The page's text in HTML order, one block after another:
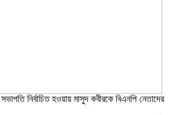
নির্বাচিত হওয়ায় মাসুদ কবীরকে বিএনপি নেতাদের